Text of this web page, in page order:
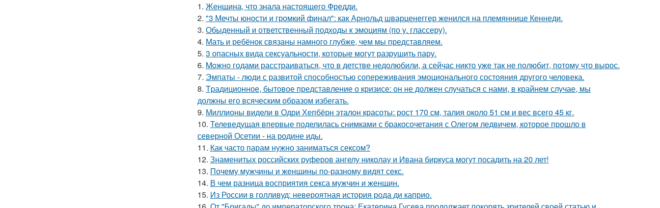
1. Женщина, что знала настоящего Фредди.
2. "3 Мечты юности и громкий финал": как Арнольд шварценеггер женился на племяннице Кеннеди.
3. Обыденный и ответственный подходы к эмоциям (по у. глассеру).
4. Мать и ребёнок связаны намного глубже, чем мы представляем.
5. 3 опасных вида сексуальности, которые могут разрушить пару.
6. Moжнo годами расстраиваться, что в детстве недолюбили, а сейчас никто уже так не полюбит, потому что вырос.
7. Эмпаты - люди с развитой способностью сопереживания эмоционального состояния другого человека.
8. Tpадиционное, бытовое представление о кризисе: он не должен случаться с нами, в крайнем случае, мы
должны его всяческим образом избегать.
9. Миллионы видели в Одри Хепбёрн эталон красоты: рост 170 см, талия около 51 см и вес всего 45 кг.
10. Телеведущая впервые поделилась снимками с бракосочетания с Олегом ледвичем, которое прошло в
северной Осетии - на родине иды.
11. Как часто парам нужно заниматься сексом?
12. Знаменитых российских руферов ангелу николау и Ивана биркуса могут посадить на 20 лет!
13. Почему мужчины и женщины по-разному видят секс.
14. В чем разница восприятия секса мужчин и женщин.
15. Из России в голливуд: невероятная история рода ди каприо.